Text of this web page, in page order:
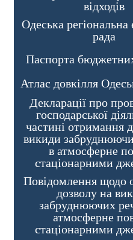
відходів
Одеська регіональна
рада
Паспорта
Атлас довкілля
Декларації про
господарської
частині отримання
викиди
в атмосферне
стаціонарними
Повідомлення щодо
дозволу на
забруднюючих
атмосферне
стаціонарними